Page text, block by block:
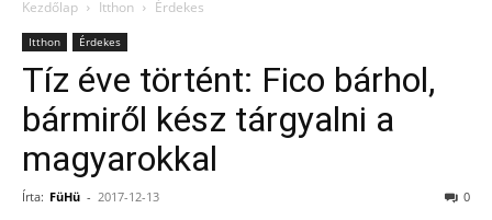
Kezdőlap Itthon Érdekes
Itthon Érdekes
Tíz éve történt: Fico bárhol,
bármiről kész tárgyalni a
magyarokkal
Írta: FüHü - 2017-12-13 0